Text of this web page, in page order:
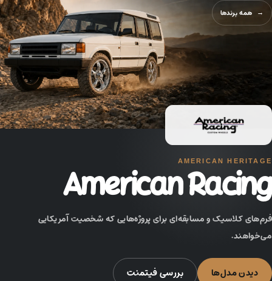
همه برندها
AMERICAN HERITAGE
American Racing
فرم‌های کلاسیک و مسابقه‌ای برای پروژه‌هایی که شخصیت آمریکایی
می‌خواهند.
دیدن مدل‌ها بررسی فیتمنت